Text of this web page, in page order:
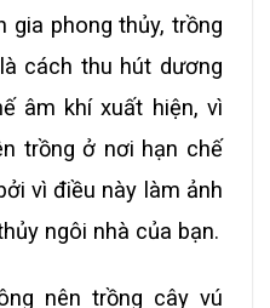
gia phong thủy, trồng
cách thu hút dương
âm khí xuất hiện, vì
trồng ở nơi hạn chế
vì điều này làm ảnh
ngôi nhà của bạn.
nên trồng cây vú